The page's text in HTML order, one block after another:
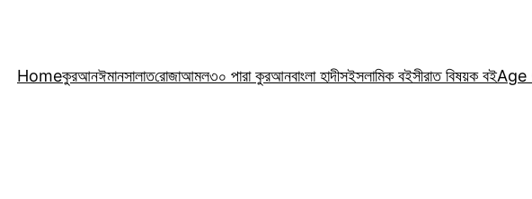
Homeকুরআনঈমানসালাতরোজাআমল৩০ পারা কুরআনবাংলা হাদীসইসলামিক বইসীরাত বিষয়ক বইAge